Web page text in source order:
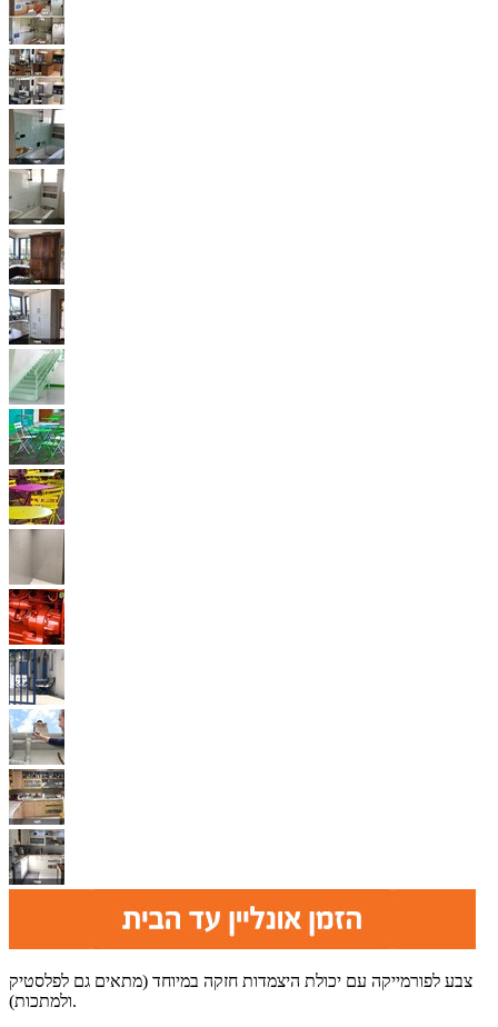
צבע לפורמייקה עם יכולת היצמדות חזקה במיוחד (מתאים גם לפלסטיק
ולמתכות).